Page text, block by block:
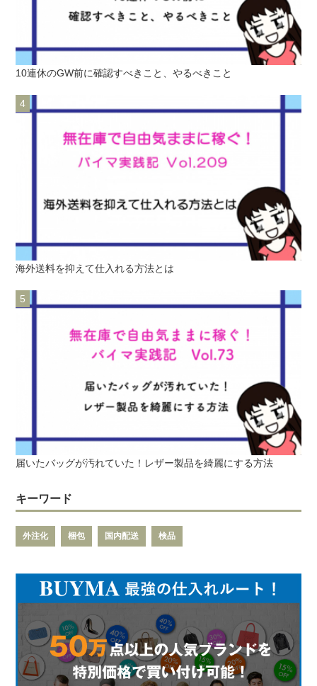
10連休のGW前に確認すべきこと、やるべきこと
海外送料を抑えて仕入れる方法とは
届いたバッグが汚れていた！レザー製品を綺麗にする方法
キーワード
外注化 梱包 国内配送 検品